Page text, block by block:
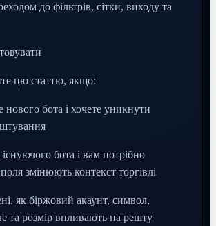
до фільтрів, сітки, виходу та
цю статтю, якщо:
нового бота і хочете уникнути
бота і вам потрібно
змінюють контекст торгівлі
як біржовий акаунт, символ,
та розмір впливають на решту